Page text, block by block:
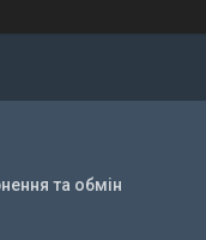
та обмін